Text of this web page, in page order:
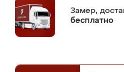
Замер,
бесплатно